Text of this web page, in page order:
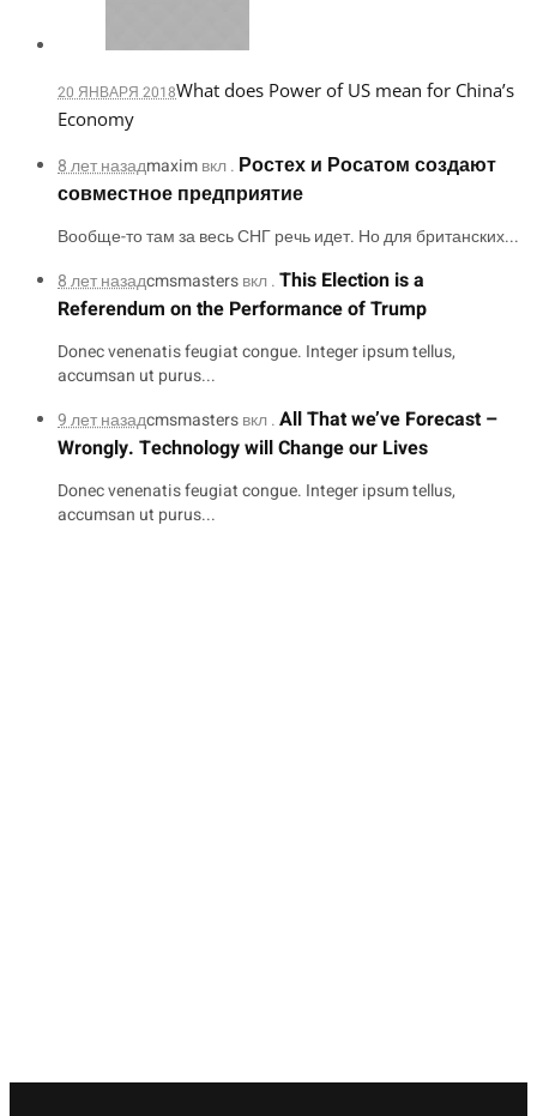
20 ЯНВАРЯ 2018What does Power of US mean for China’s
Economy
8 лет назадmaximвкл . Ростех и Росатом создают
совместное предприятие
Вообще-то там за весь СНГ речь идет. Но для британских...
8 лет назадcmsmastersвкл .This Election is a
Referendum on the Performance of Trump
Donec venenatis feugiat congue. Integer ipsum tellus,
accumsan ut purus...
9 лет назадcmsmastersвкл .All That we’ve Forecast –
Wrongly. Technology will Change our Lives
Donec venenatis feugiat congue. Integer ipsum tellus,
accumsan ut purus...